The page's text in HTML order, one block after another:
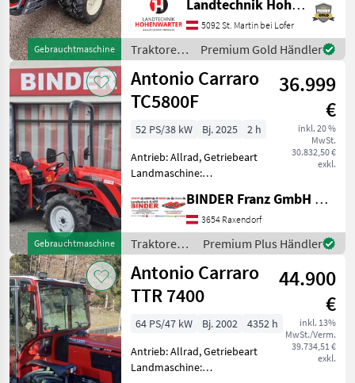
Gebrauchtmaschine
Maschinenzentrum St.
Martin den Antonio Carraro
SRX 10900 R ausführlich
vorzustellen und
Landtechnik Hohenwarter GmbH
5092 St. Martin bei Lofer
Traktoren
/ Antonio
Carraro
Premium Gold Händler
Gebrauchtmaschine
Antonio Carraro
TC5800F
36.999
€
inkl. 20 %
MwSt.
30.832,50 €
exkl.
52 PS/38 kW Bj. 2025
2 h
Antrieb: Allrad, Getriebeart
Landmaschine:
ohne Kabine,
Zapfwellendrehzahl: 540,
Höchstgeschwindigkeit in
km/h: 30 km/h, Aufladung:
Turbolader,
BINDER Franz GmbH & CoKG
3654 Raxendorf
Traktoren /
Antonio
Carraro
Premium Plus Händler
Antonio Carraro
TTR 7400
44.900
€
inkl. 13%
MwSt./Verm.
39.734,51 €
exkl.
64 PS/47 kW Bj. 2002
4352 h
Antrieb: Allrad, Getriebeart
Landmaschine: